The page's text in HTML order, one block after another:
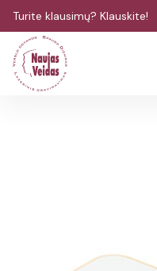
Turite klausimų? Klauskite!